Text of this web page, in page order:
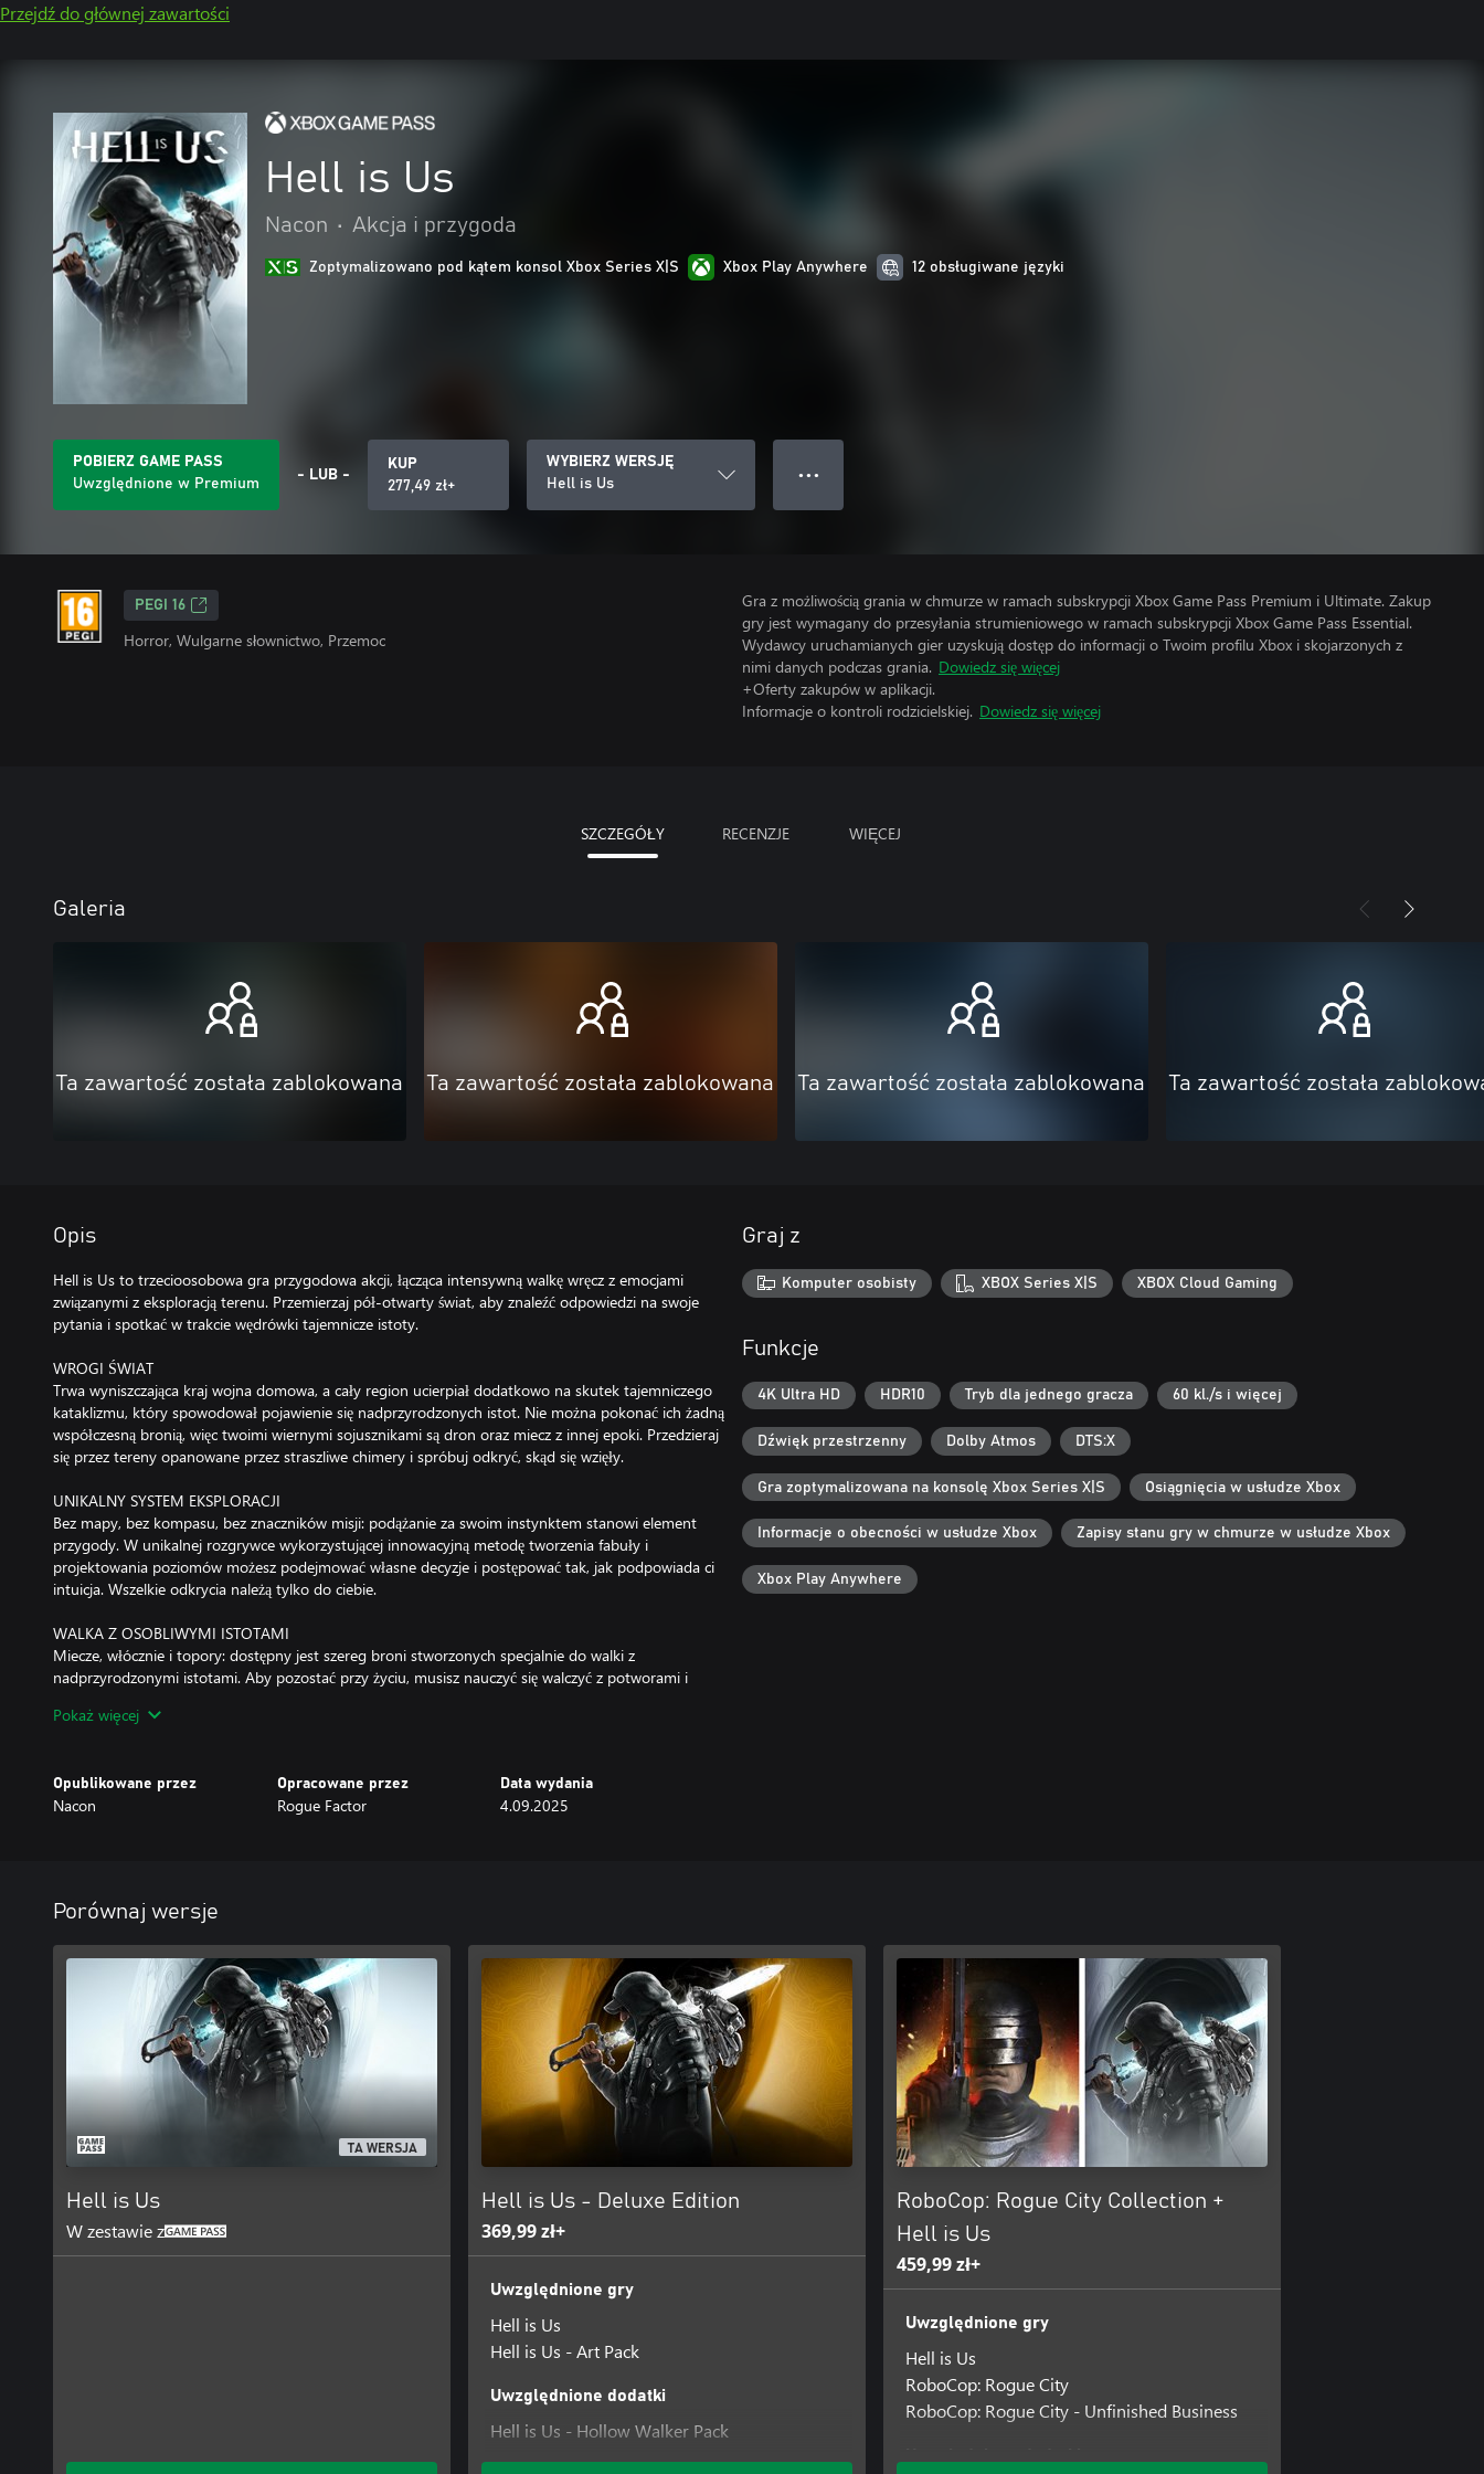
Przejdź do głównej zawartości
Hell is Us
Nacon • Akcja i przygoda
Zoptymalizowano pod kątem konsol Xbox Series X|S Xbox Play Anywhere 12 obsługiwane języki
POBIERZ GAME PASS
Uwzględnione w Premium
- LUB -
KUP
277,49 zł+
WYBIERZ WERSJĘ
Hell is Us
● ● ●
PEGI 16
Horror, Wulgarne słownictwo, Przemoc
Gra z możliwością grania w chmurze w ramach subskrypcji Xbox Game Pass Premium i Ultimate. Zakup
gry jest wymagany do przesyłania strumieniowego w ramach subskrypcji Xbox Game Pass Essential.
Wydawcy uruchamianych gier uzyskują dostęp do informacji o Twoim profilu Xbox i skojarzonych z
nimi danych podczas grania. Dowiedz się więcej
+Oferty zakupów w aplikacji.
Informacje o kontroli rodzicielskiej. Dowiedz się więcej
SZCZEGÓŁY RECENZJE WIĘCEJ
Galeria
Ta zawartość została zablokowana Ta zawartość została zablokowana Ta zawartość została zablokowana Ta zawartość została
Opis
Hell is Us to trzecioosobowa gra przygodowa akcji, łącząca intensywną walkę wręcz z emocjami
związanymi z eksploracją terenu. Przemierzaj pół-otwarty świat, aby znaleźć odpowiedzi na swoje
pytania i spotkać w trakcie wędrówki tajemnicze istoty.
WROGI ŚWIAT
Trwa wyniszczająca kraj wojna domowa, a cały region ucierpiał dodatkowo na skutek tajemniczego
kataklizmu, który spowodował pojawienie się nadprzyrodzonych istot. Nie można pokonać ich żadną
współczesną bronią, więc twoimi wiernymi sojusznikami są dron oraz miecz z innej epoki. Przedzieraj
się przez tereny opanowane przez straszliwe chimery i spróbuj odkryć, skąd się wzięły.
UNIKALNY SYSTEM EKSPLORACJI
Bez mapy, bez kompasu, bez znaczników misji: podążanie za swoim instynktem stanowi element
przygody. W unikalnej rozgrywce wykorzystującej innowacyjną metodę tworzenia fabuły i
projektowania poziomów możesz podejmować własne decyzje i postępować tak, jak podpowiada ci
intuicja. Wszelkie odkrycia należą tylko do ciebie.
WALKA Z OSOBLIWYMI ISTOTAMI
Miecze, włócznie i topory: dostępny jest szereg broni stworzonych specjalnie do walki z
nadprzyrodzonymi istotami. Aby pozostać przy życiu, musisz nauczyć się walczyć z potworami i
Pokaż więcej
Opublikowane przez
Nacon
Opracowane przez
Rogue Factor
Data wydania
4.09.2025
Graj z
Komputer osobisty XBOX Series X|S XBOX Cloud Gaming
Funkcje
4K Ultra HD HDR10 Tryb dla jednego gracza 60 kl./s i więcej
Dźwięk przestrzenny Dolby Atmos DTS:X
Gra zoptymalizowana na konsolę Xbox Series X|S Osiągnięcia w usłudze Xbox
Informacje o obecności w usłudze Xbox Zapisy stanu gry w chmurze w usłudze Xbox
Xbox Play Anywhere
Porównaj wersje
TA WERSJA
Hell is Us
W zestawie z
Hell is Us - Deluxe Edition
369,99 zł+
Uwzględnione gry
Hell is Us
Hell is Us - Art Pack
Uwzględnione dodatki
Hell is Us - Hollow Walker Pack
Hell is Us - Secret Code
RoboCop: Rogue City Collection +
Hell is Us
459,99 zł+
Uwzględnione gry
Hell is Us
RoboCop: Rogue City
RoboCop: Rogue City - Unfinished Business